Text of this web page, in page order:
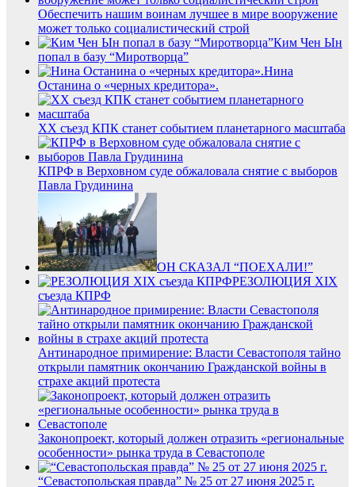
Обеспечить нашим воинам лучшее в мире вооружение
может только социалистический строй
Ким Чен Ын
попал в базу “Миротворца”
Нина
Останина о «черных кредитора».
ХХ съезд КПК станет событием планетарного масштаба
КПРФ в Верховном суде обжаловала снятие с выборов
Павла Грудинина
ОН СКАЗАЛ “ПОЕХАЛИ!”
РЕЗОЛЮЦИЯ XIX
съезда КПРФ
Антинародное примирение: Власти Севастополя тайно
открыли памятник окончанию Гражданской войны в
страхе акций протеста
Законопроект, который должен отразить «региональные
особенности» рынка труда в Севастополе
“Севастопольская правда” № 25 от 27 июня 2025 г.